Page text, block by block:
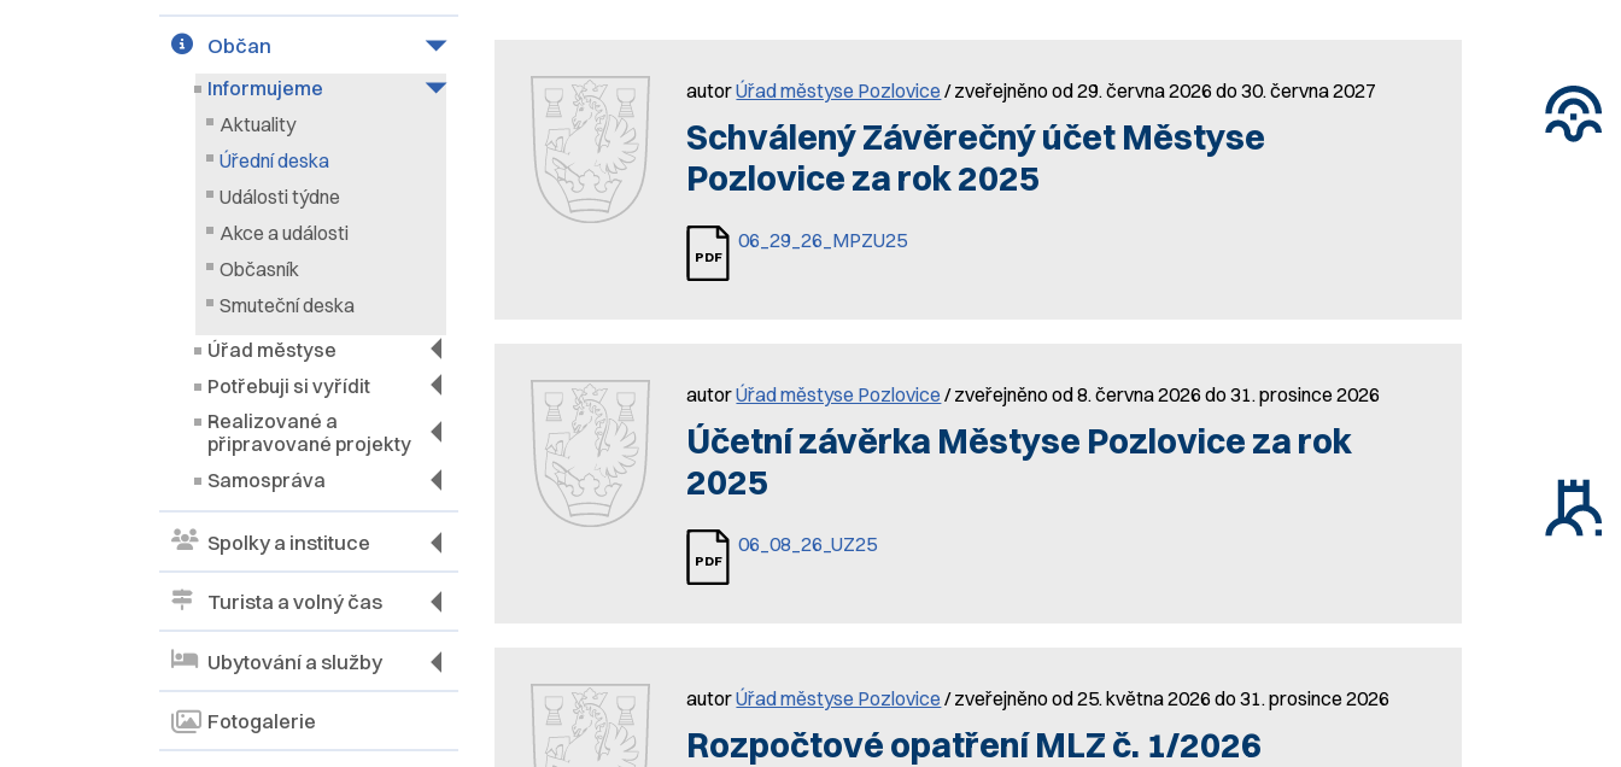
Občan
Informujeme
Aktuality
Úřední deska
Události týdne
Akce a události
Občasník
Smuteční deska
Úřad městyse
Potřebuji si vyřídit
Realizované a
připravované projekty
Samospráva
Spolky a instituce
Turista a volný čas
Ubytování a služby
Fotogalerie
autorÚřad městyse Pozlovice / zveřejněno od 29. června 2026 do 30. června 2027
Schválený Závěrečný účet Městyse
Pozlovice za rok 2025
06_29_26_MPZU25
autorÚřad městyse Pozlovice / zveřejněno od 8. června 2026 do 31. prosince 2026
Účetní závěrka Městyse Pozlovice za rok
2025
06_08_26_UZ25
autorÚřad městyse Pozlovice / zveřejněno od 25. května 2026 do 31. prosince 2026
Rozpočtové opatření MLZ č. 1/2026